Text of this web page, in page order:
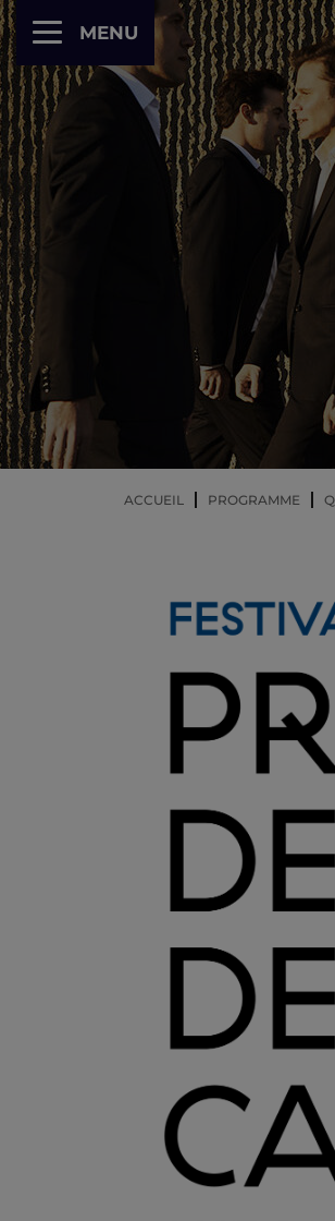
MENU
ACCUEIL PROGRAMME
Panneau de gestion des cookies